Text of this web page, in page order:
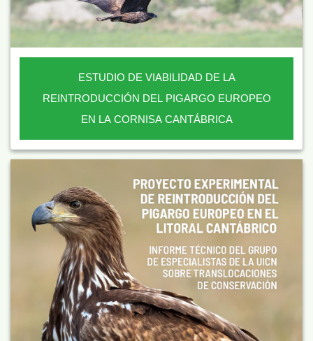
ESTUDIO DE VIABILIDAD DE LA
REINTRODUCCIÓN DEL PIGARGO EUROPEO
EN LA CORNISA CANTÁBRICA